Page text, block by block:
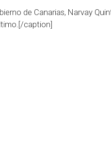
de Canarias, Narvay
caption]